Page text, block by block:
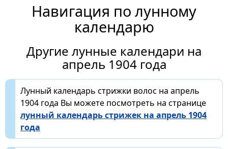
Навигация по лунному
календарю
Другие лунные календари на
апрель 1904 года
Лунный календарь стрижки волос на апрель
1904 года Вы можете посмотреть на странице
лунный календарь стрижек на апрель 1904
года